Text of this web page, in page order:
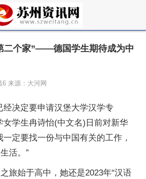
二个家”——德国学生期待成为中
来源：大河网
经决定要申请汉堡大学汉学专
女学生冉诗怡(中文名)日前对新华
一定要找一份与中国有关的工作，
活。”
旅始于高中，她还是2023年“汉语